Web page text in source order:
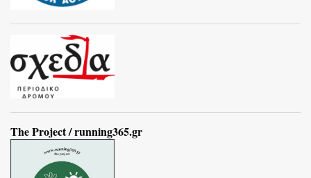
The Project / running365.gr